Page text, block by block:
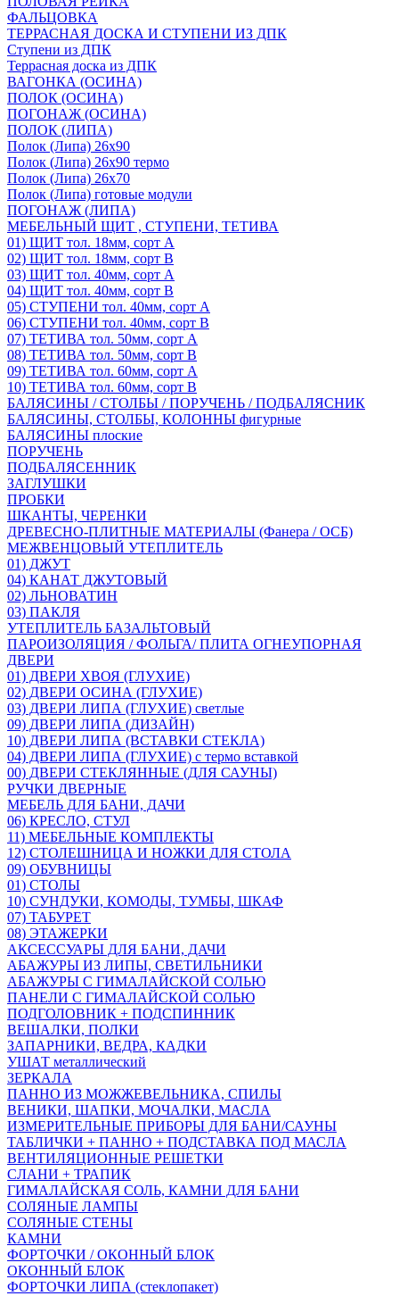
ФАЛЬЦОВКА
ТЕРРАСНАЯ ДОСКА И СТУПЕНИ ИЗ ДПК
Ступени из ДПК
Террасная доска из ДПК
ВАГОНКА (ОСИНА)
ПОЛОК (ОСИНА)
ПОГОНАЖ (ОСИНА)
ПОЛОК (ЛИПА)
Полок (Липа) 26х90
Полок (Липа) 26х90 термо
Полок (Липа) 26х70
Полок (Липа) готовые модули
ПОГОНАЖ (ЛИПА)
МЕБЕЛЬНЫЙ ЩИТ , СТУПЕНИ, ТЕТИВА
01) ЩИТ тол. 18мм, сорт А
02) ЩИТ тол. 18мм, сорт В
03) ЩИТ тол. 40мм, сорт А
04) ЩИТ тол. 40мм, сорт В
05) СТУПЕНИ тол. 40мм, сорт А
06) СТУПЕНИ тол. 40мм, сорт В
07) ТЕТИВА тол. 50мм, сорт А
08) ТЕТИВА тол. 50мм, сорт В
09) ТЕТИВА тол. 60мм, сорт А
10) ТЕТИВА тол. 60мм, сорт В
БАЛЯСИНЫ / СТОЛБЫ / ПОРУЧЕНЬ / ПОДБАЛЯСНИК
БАЛЯСИНЫ, СТОЛБЫ, КОЛОННЫ фигурные
БАЛЯСИНЫ плоские
ПОРУЧЕНЬ
ПОДБАЛЯСЕННИК
ЗАГЛУШКИ
ПРОБКИ
ШКАНТЫ, ЧЕРЕНКИ
ДРЕВЕСНО-ПЛИТНЫЕ МАТЕРИАЛЫ (Фанера / ОСБ)
МЕЖВЕНЦОВЫЙ УТЕПЛИТЕЛЬ
01) ДЖУТ
04) КАНАТ ДЖУТОВЫЙ
02) ЛЬНОВАТИН
03) ПАКЛЯ
УТЕПЛИТЕЛЬ БАЗАЛЬТОВЫЙ
ПАРОИЗОЛЯЦИЯ / ФОЛЬГА/ ПЛИТА ОГНЕУПОРНАЯ
ДВЕРИ
01) ДВЕРИ ХВОЯ (ГЛУХИЕ)
02) ДВЕРИ ОСИНА (ГЛУХИЕ)
03) ДВЕРИ ЛИПА (ГЛУХИЕ) светлые
09) ДВЕРИ ЛИПА (ДИЗАЙН)
10) ДВЕРИ ЛИПА (ВСТАВКИ СТЕКЛА)
04) ДВЕРИ ЛИПА (ГЛУХИЕ) с термо вставкой
00) ДВЕРИ СТЕКЛЯННЫЕ (ДЛЯ САУНЫ)
РУЧКИ ДВЕРНЫЕ
МЕБЕЛЬ ДЛЯ БАНИ, ДАЧИ
06) КРЕСЛО, СТУЛ
11) МЕБЕЛЬНЫЕ КОМПЛЕКТЫ
12) СТОЛЕШНИЦА И НОЖКИ ДЛЯ СТОЛА
09) ОБУВНИЦЫ
01) СТОЛЫ
10) СУНДУКИ, КОМОДЫ, ТУМБЫ, ШКАФ
07) ТАБУРЕТ
08) ЭТАЖЕРКИ
АКСЕССУАРЫ ДЛЯ БАНИ, ДАЧИ
АБАЖУРЫ ИЗ ЛИПЫ, СВЕТИЛЬНИКИ
АБАЖУРЫ С ГИМАЛАЙСКОЙ СОЛЬЮ
ПАНЕЛИ С ГИМАЛАЙСКОЙ СОЛЬЮ
ПОДГОЛОВНИК + ПОДСПИННИК
ВЕШАЛКИ, ПОЛКИ
ЗАПАРНИКИ, ВЕДРА, КАДКИ
УШАТ металлический
ЗЕРКАЛА
ПАННО ИЗ МОЖЖЕВЕЛЬНИКА, СПИЛЫ
ВЕНИКИ, ШАПКИ, МОЧАЛКИ, МАСЛА
ИЗМЕРИТЕЛЬНЫЕ ПРИБОРЫ ДЛЯ БАНИ/САУНЫ
ТАБЛИЧКИ + ПАННО + ПОДСТАВКА ПОД МАСЛА
ВЕНТИЛЯЦИОННЫЕ РЕШЕТКИ
СЛАНИ + ТРАПИК
ГИМАЛАЙСКАЯ СОЛЬ, КАМНИ ДЛЯ БАНИ
СОЛЯНЫЕ ЛАМПЫ
СОЛЯНЫЕ СТЕНЫ
КАМНИ
ФОРТОЧКИ / ОКОННЫЙ БЛОК
ОКОННЫЙ БЛОК
ФОРТОЧКИ ЛИПА (стеклопакет)